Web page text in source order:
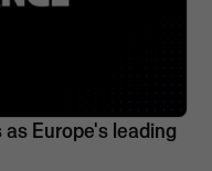
Europe's leading